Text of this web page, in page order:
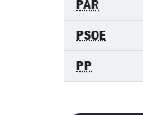
PAR
PSOE
PP